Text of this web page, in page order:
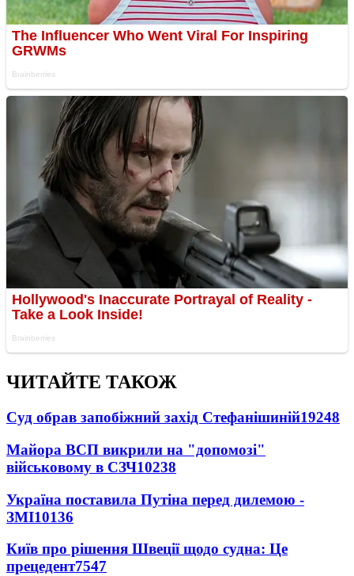
ЧИТАЙТЕ ТАКОЖ
Суд обрав запобіжний захід Стефанішиній19248
Майора ВСП викрили на "допомозі"
військовому в СЗЧ10238
Україна поставила Путіна перед дилемою -
ЗМІ10136
Київ про рішення Швеції щодо судна: Це
прецедент7547